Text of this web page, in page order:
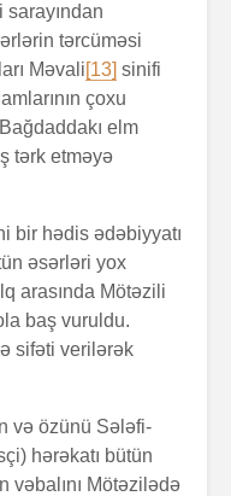
tərcüməsi
Məvali[13] sinifi
çoxu
elm
tərk etməyə
bir hədis ədəbiyyatı
əsərləri yox
arasında Mötəzili
baş vuruldu.
sifəti verilərək
və özünü Sələfi-
hərəkatı bütün
vəbalını Mötəzilədə